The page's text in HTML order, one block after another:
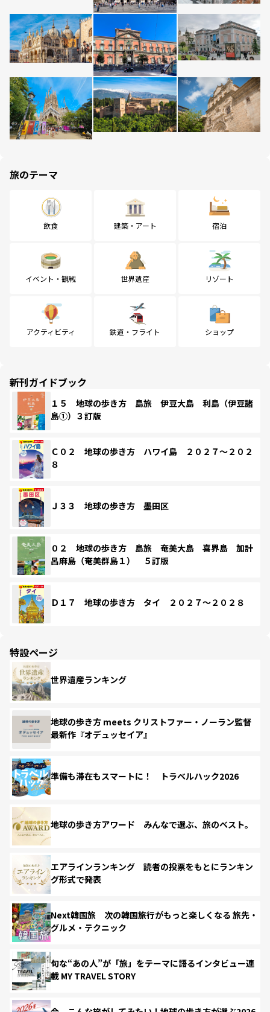
旅のテーマ
飲食 建築・アート 宿泊
イベント・観戦 世界遺産 リゾート
アクティビティ 鉄道・フライト ショップ
新刊ガイドブック
１５ 地球の歩き方 島旅 伊豆大島 利島（伊豆諸
島①）３訂版
Ｃ０２ 地球の歩き方 ハワイ島 ２０２７～２０２
８
Ｊ３３ 地球の歩き方 墨田区
０２ 地球の歩き方 島旅 奄美大島 喜界島 加計
呂麻島（奄美群島１） ５訂版
Ｄ１７ 地球の歩き方 タイ ２０２７～２０２８
特設ページ
世界遺産ランキング
地球の歩き方 meets クリストファー・ノーラン監督
最新作『オデュッセイア』
準備も滞在もスマートに！ トラベルハック2026
地球の歩き方アワード みんなで選ぶ、旅のベスト。
エアラインランキング 読者の投票をもとにランキン
グ形式で発表
Next韓国旅 次の韓国旅行がもっと楽しくなる 旅先・
グルメ・テクニック
旬な“あの人”が「旅」をテーマに語るインタビュー連
載 MY TRAVEL STORY